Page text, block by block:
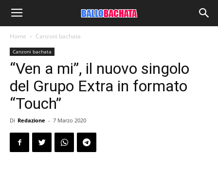
Home Canzoni bachata
Canzoni bachata
“Ven a mi”, il nuovo singolo
del Grupo Extra in formato
“Touch”
Di Redazione - 7 Marzo 2020